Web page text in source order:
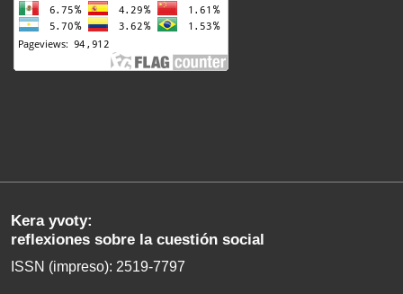
Kera yvoty:
reflexiones sobre la cuestión social
ISSN (impreso): 2519-7797